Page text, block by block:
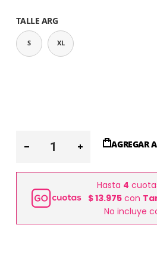
TALLE ARG
S XL
AGREGAR
Hasta 4
$ 13.975 con
No incluye